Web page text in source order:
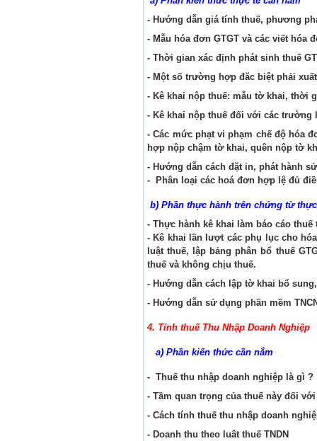
- Hướng dẫn giá tính thuế, phương
- Mẫu hóa đơn GTGT và các viết hóa
- Thời gian xác định phát sinh thuế
- Một số trường hợp đăc biệt phải
- Kê khai nộp thuế: mẫu tờ khai, thời
- Kê khai nộp thuế đối với các trường
- Các mức phạt vi phạm chế độ hóa
hợp nộp chậm tờ khai, quên nộp tờ
- Hướng dẫn cách đặt in, phát hành
- Phân loại các hoá đơn hợp lệ đủ
b) Phần thực hành trên chứng từ
- Thực hành kê khai làm báo cáo
- Kê khai lần lượt các phụ lục cho
luật thuế, lập bảng phân bổ thuế
thuế và không chịu thuế.
- Hướng dẫn cách lập tờ khai bổ
- Hướng dẫn sử dụng phần mềm
4. Tính thuế Thu Nhập Doanh Nghiệp
a) Phần kiến thức cần nắm
- Thuế thu nhập doanh nghiệp là gì ?
- Tầm quan trọng của thuế này đối
- Cách tính thuế thu nhập doanh
- Doanh thu theo luât thuế TNDN